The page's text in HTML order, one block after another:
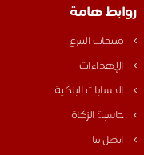
هامة
التبرع
البنكية
الزكاة
بنا